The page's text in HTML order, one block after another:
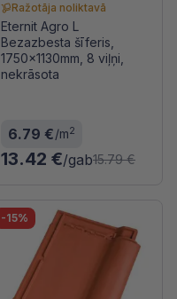
Ražotāja noliktavā
Eternit Agro L
Bezazbesta šīferis,
1750x1130mm, 8 viļņi,
nekrāsota
6.79 €/m2
13.42 €/gab15.79 €
-15%